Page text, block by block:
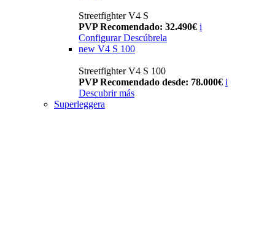
Streetfighter V4 S
PVP Recomendado: 32.490€ i
Configurar Descúbrela
new V4 S 100
Streetfighter V4 S 100
PVP Recomendado desde: 78.000€ i
Descubrir más
Superleggera